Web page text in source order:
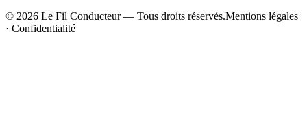
© 2026 Le Fil Conducteur — Tous droits réservés.Mentions légales
· Confidentialité